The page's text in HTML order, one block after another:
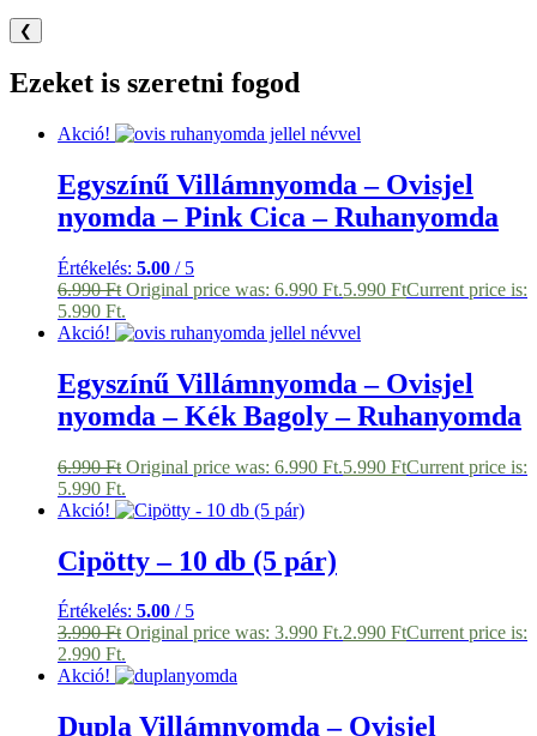
❮
Ezeket is szeretni fogod
Akció!
Egyszínű Villámnyomda – Ovisjel
nyomda – Pink Cica – Ruhanyomda
Értékelés: 5.00 / 5
6.990Ft Original price was: 6.990 Ft.5.990 FtCurrent price is:
5.990 Ft.
Akció!
Egyszínű Villámnyomda – Ovisjel
nyomda – Kék Bagoly – Ruhanyomda
6.990Ft Original price was: 6.990 Ft.5.990 FtCurrent price is:
5.990 Ft.
Akció!
Cipötty – 10 db (5 pár)
Értékelés: 5.00 / 5
3.990Ft Original price was: 3.990 Ft.2.990 FtCurrent price is:
2.990 Ft.
Akció!
Dupla Villámnyomda – Ovisjel